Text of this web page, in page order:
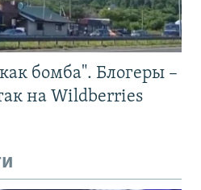
бомба". Блогеры –
на Wildberries